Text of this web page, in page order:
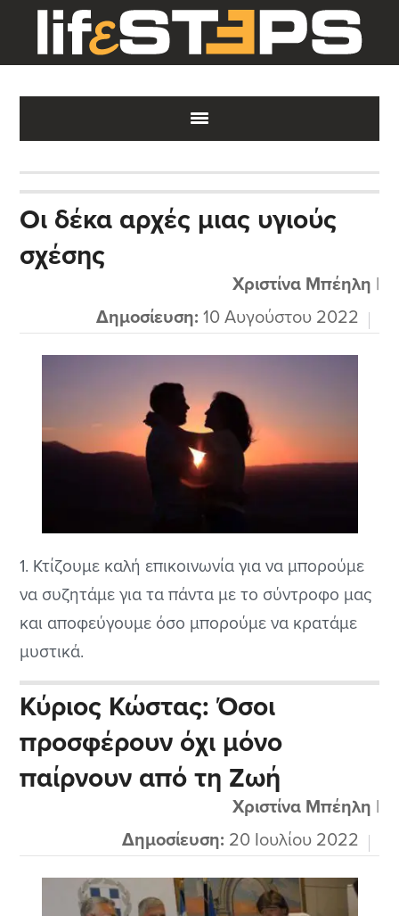
main
content
primary
sidebar
footer
Οι δέκα αρχές μιας υγιούς
σχέσης
Χριστίνα Μπέηλη |
Δημοσίευση: 10 Αυγούστου 2022
1. Κτίζουμε καλή επικοινωνία για να μπορούμε
να συζητάμε για τα πάντα με το σύντροφο μας
και αποφεύγουμε όσο μπορούμε να κρατάμε
μυστικά.
Κύριος Κώστας: Όσοι
προσφέρουν όχι μόνο
παίρνουν από τη Ζωή
Χριστίνα Μπέηλη |
Δημοσίευση: 20 Ιουλίου 2022